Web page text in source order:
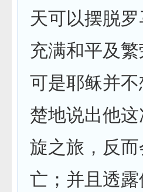
天可以摆脱
充满和平及
可是耶稣并
楚地说出他
旋之旅，反
亡；并且透